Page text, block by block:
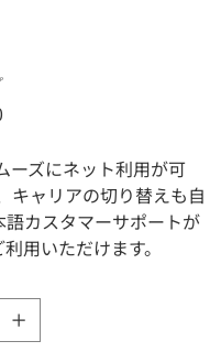
ーズにネット利用が可
キャリアの切り替えも自
カスタマーサポートが
用いただけます。